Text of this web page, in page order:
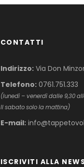
CONTATTI
Indirizzo:Via Don
Telefono:0761.751.333
(lunedì – venerdì dalle 9,30
Il sabato solo la mattina)
E-mail:
ISCRIVITI ALLA